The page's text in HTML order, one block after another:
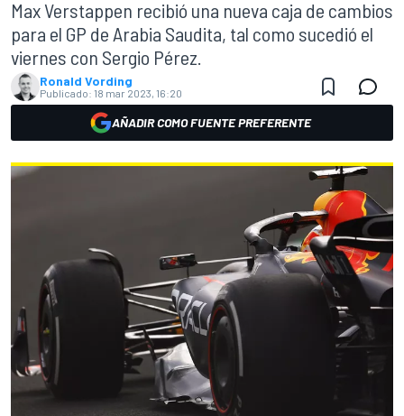
Max Verstappen recibió una nueva caja de cambios
para el GP de Arabia Saudita, tal como sucedió el
viernes con Sergio Pérez.
Ronald Vording
Publicado: 18 mar 2023, 16:20
AÑADIR COMO FUENTE PREFERENTE